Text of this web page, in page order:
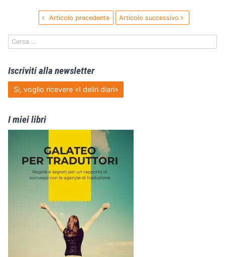
Articolo precedente Articolo successivo
Iscriviti alla newsletter
Sì, voglio ricevere «I deliri diari»
I miei libri